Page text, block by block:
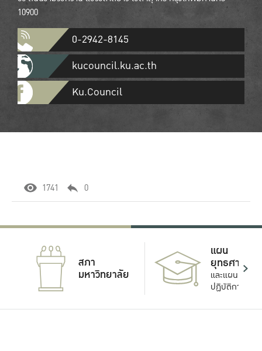
10900
0-2942-8145
kucouncil.ku.ac.th
Ku.Council
1741 0
สภา
มหาวิทยาลัย
แผน
ยุทธศาสตร์
และแผน
ปฏิบัติการ